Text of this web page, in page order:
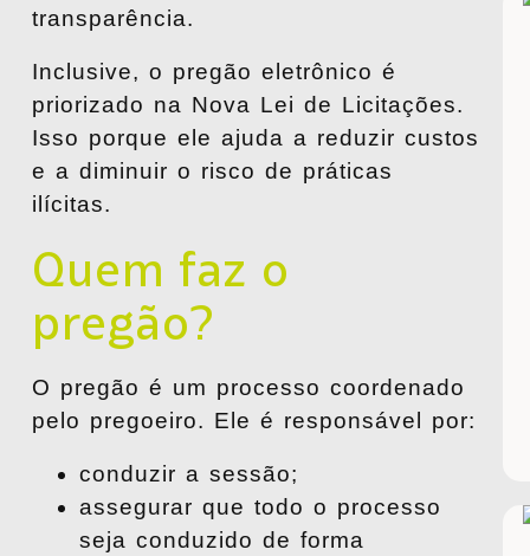
transparência.
Inclusive, o pregão eletrônico é
priorizado na Nova Lei de Licitações.
Isso porque ele ajuda a reduzir custos
e a diminuir o risco de práticas
ilícitas.
Quem faz o
pregão?
O pregão é um processo coordenado
pelo pregoeiro. Ele é responsável por:
conduzir a sessão;
assegurar que todo o processo
seja conduzido de forma